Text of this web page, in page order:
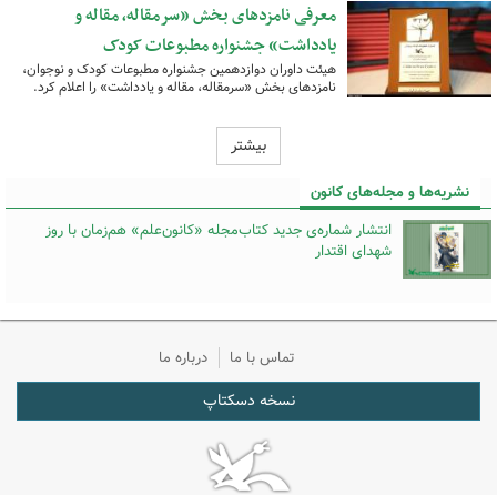
معرفی نامزدهای بخش «سرمقاله، مقاله و
یادداشت» جشنواره مطبوعات کودک
هیئت داوران دوازدهمین جشنواره مطبوعات کودک و نوجوان،
نامزدهای بخش «سرمقاله، مقاله و یادداشت» را اعلام کرد.
بیشتر
نشریه‌ها و مجله‌های کانون
انتشار شماره‌ی جدید کتاب‌مجله «کانون‌علم» هم‌زمان با روز
شهدای اقتدار
تماس با ما درباره ما
نسخه دسکتاپ